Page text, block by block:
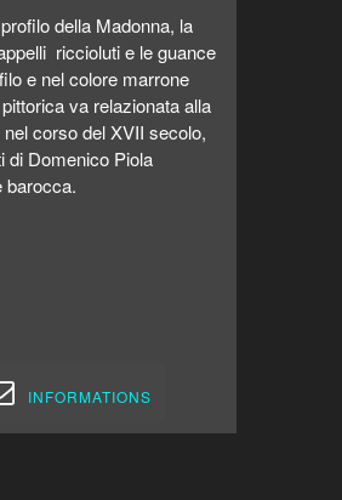
della Madonna, la
riccioluti e le guance
e nel colore marrone
va relazionata alla
corso del XVII secolo,
di Domenico Piola
barocca.
INFORMATIONS